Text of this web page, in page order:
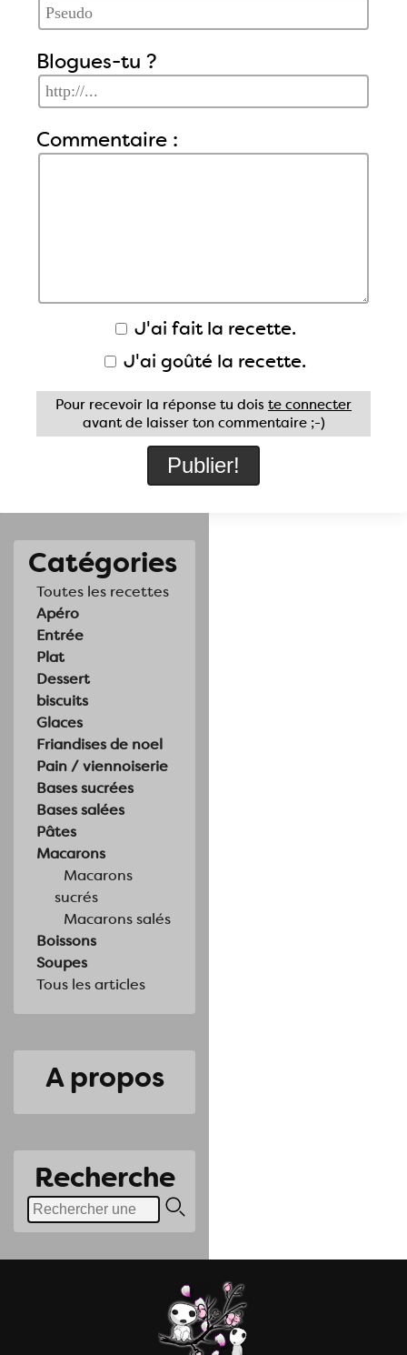
Catégories
Toutes les recettes
Apéro
Entrée
Plat
Dessert
biscuits
Glaces
Friandises de noel
Pain / viennoiserie
Bases sucrées
Bases salées
Pâtes
Macarons
Macarons
sucrés
Macarons salés
Boissons
Soupes
Tous les articles
A propos
Recherche
Blogues-tu ?
Commentaire :
J'ai fait la recette.
J'ai goûté la recette.
Pour recevoir la réponse tu dois te connecter
avant de laisser ton commentaire ;-)